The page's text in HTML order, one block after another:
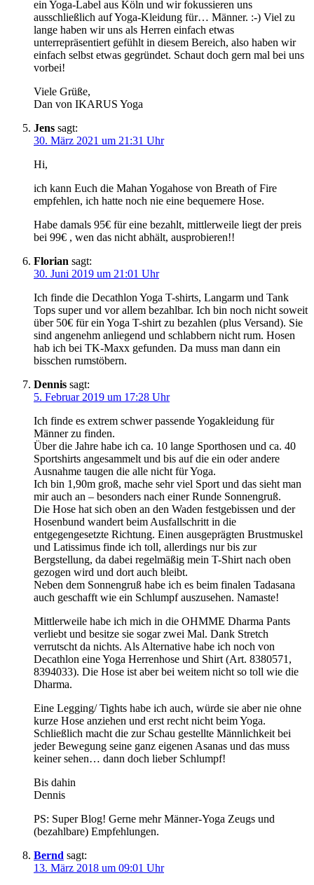
ein Yoga-Label aus Köln und wir fokussieren uns
ausschließlich auf Yoga-Kleidung für… Männer. :-) Viel zu
lange haben wir uns als Herren einfach etwas
unterrepräsentiert gefühlt in diesem Bereich, also haben wir
einfach selbst etwas gegründet. Schaut doch gern mal bei uns
vorbei!
Viele Grüße,
Dan von IKARUS Yoga
Jens sagt:
30. März 2021 um 21:31 Uhr
Hi,
ich kann Euch die Mahan Yogahose von Breath of Fire
empfehlen, ich hatte noch nie eine bequemere Hose.
Habe damals 95€ für eine bezahlt, mittlerweile liegt der preis
bei 99€ , wen das nicht abhält, ausprobieren!!
Florian sagt:
30. Juni 2019 um 21:01 Uhr
Ich finde die Decathlon Yoga T-shirts, Langarm und Tank
Tops super und vor allem bezahlbar. Ich bin noch nicht soweit
über 50€ für ein Yoga T-shirt zu bezahlen (plus Versand). Sie
sind angenehm anliegend und schlabbern nicht rum. Hosen
hab ich bei TK-Maxx gefunden. Da muss man dann ein
bisschen rumstöbern.
Dennis sagt:
5. Februar 2019 um 17:28 Uhr
Ich finde es extrem schwer passende Yogakleidung für
Männer zu finden.
Über die Jahre habe ich ca. 10 lange Sporthosen und ca. 40
Sportshirts angesammelt und bis auf die ein oder andere
Ausnahme taugen die alle nicht für Yoga.
Ich bin 1,90m groß, mache sehr viel Sport und das sieht man
mir auch an – besonders nach einer Runde Sonnengruß.
Die Hose hat sich oben an den Waden festgebissen und der
Hosenbund wandert beim Ausfallschritt in die
entgegengesetzte Richtung. Einen ausgeprägten Brustmuskel
und Latissimus finde ich toll, allerdings nur bis zur
Bergstellung, da dabei regelmäßig mein T-Shirt nach oben
gezogen wird und dort auch bleibt.
Neben dem Sonnengruß habe ich es beim finalen Tadasana
auch geschafft wie ein Schlumpf auszusehen. Namaste!
Mittlerweile habe ich mich in die OHMME Dharma Pants
verliebt und besitze sie sogar zwei Mal. Dank Stretch
verrutscht da nichts. Als Alternative habe ich noch von
Decathlon eine Yoga Herrenhose und Shirt (Art. 8380571,
8394033). Die Hose ist aber bei weitem nicht so toll wie die
Dharma.
Eine Legging/ Tights habe ich auch, würde sie aber nie ohne
kurze Hose anziehen und erst recht nicht beim Yoga.
Schließlich macht die zur Schau gestellte Männlichkeit bei
jeder Bewegung seine ganz eigenen Asanas und das muss
keiner sehen… dann doch lieber Schlumpf!
Bis dahin
Dennis
PS: Super Blog! Gerne mehr Männer-Yoga Zeugs und
(bezahlbare) Empfehlungen.
Bernd sagt:
13. März 2018 um 09:01 Uhr